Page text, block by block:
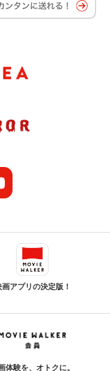
画アプリの決定版！
体験を、オトクに。